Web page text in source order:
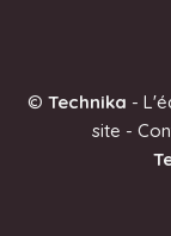
© Technika -
site -